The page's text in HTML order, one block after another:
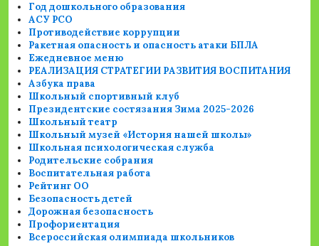
Год дошкольного образования
АСУ РСО
Противодействие коррупции
Ракетная опасность и опасность атаки БПЛА
Ежедневное меню
РЕАЛИЗАЦИЯ СТРАТЕГИИ РАЗВИТИЯ ВОСПИТАНИЯ
Азбука права
Школьный спортивный клуб
Президентские состязания Зима 2025-2026
Школьный театр
Школьный музей «История нашей школы»
Школьная психологическая служба
Родительские собрания
Воспитательная работа
Рейтинг ОО
Безопасность детей
Дорожная безопасность
Профориентация
Всероссийская олимпиада школьников